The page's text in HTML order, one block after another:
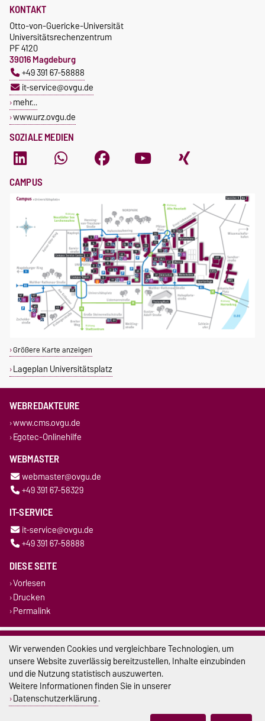
SOZIALE MEDIEN
KONTAKT
Otto-von-Guericke-Universität
Universitätsrechenzentrum
PF 4120
39016 Magdeburg
+49 391 67-58888
it-service@ovgu.de
mehr…
www.urz.ovgu.de
CAMPUS
Größere Karte anzeigen
Lageplan Universitätsplatz
WEBREDAKTEURE
www.cms.ovgu.de
Egotec-Onlinehilfe
WEBMASTER
webmaster@ovgu.de
+49 391 67-58329
IT-SERVICE
it-service@ovgu.de
+49 391 67-58888
DIESE SEITE
Vorlesen
Drucken
Permalink
Impressum
Datenschutz
Barrierefreiheit
Cookie-Einstellungen
Wir verwenden Cookies und vergleichbare Technologien, um
unsere Website zuverlässig bereitzustellen, Inhalte einzubinden
und die Nutzung statistisch auszuwerten.
Weitere Informationen finden Sie in unserer
Datenschutzerklärung.